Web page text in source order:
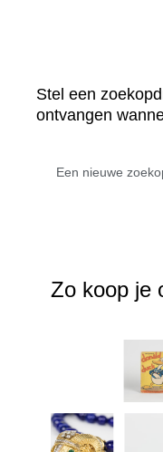
Stel een
ontvangen
Zo koop je